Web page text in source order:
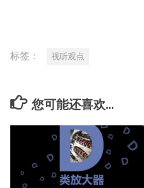
标签： 视听观点
您可能还喜欢...